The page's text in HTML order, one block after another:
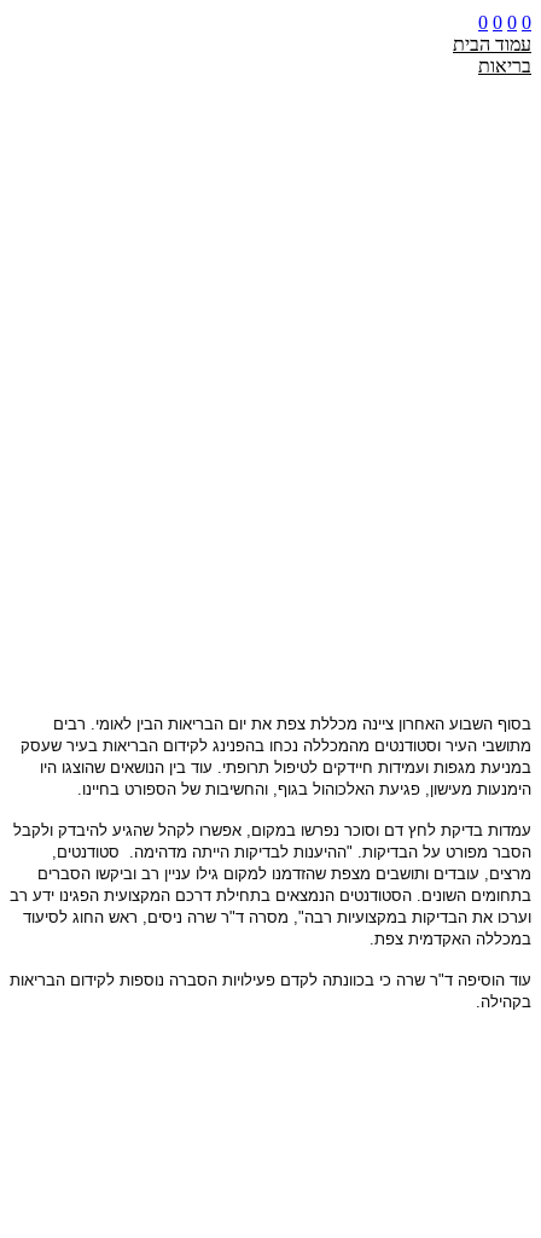
0
0
0
0
עמוד הבית
בריאות
בסוף השבוע האחרון ציינה מכללת צפת את יום הבריאות הבין לאומי. רבים
מתושבי העיר וסטודנטים מהמכללה נכחו בהפנינג לקידום הבריאות בעיר שעסק
במניעת מגפות ועמידות חיידקים לטיפול תרופתי. עוד בין הנושאים שהוצגו היו
הימנעות מעישון, פגיעת האלכוהול בגוף, והחשיבות של הספורט בחיינו.
עמדות בדיקת לחץ דם וסוכר נפרשו במקום, אפשרו לקהל שהגיע להיבדק ולקבל
הסבר מפורט על הבדיקות. "ההיענות לבדיקות הייתה מדהימה. סטודנטים,
מרצים, עובדים ותושבים מצפת שהזדמנו למקום גילו עניין רב וביקשו הסברים
בתחומים השונים. הסטודנטים הנמצאים בתחילת דרכם המקצועית הפגינו ידע רב
וערכו את הבדיקות במקצועיות רבה", מסרה ד"ר שרה ניסים, ראש החוג לסיעוד
במכללה האקדמית צפת.
עוד הוסיפה ד"ר שרה כי בכוונתה לקדם פעילויות הסברה נוספות לקידום הבריאות
בקהילה.